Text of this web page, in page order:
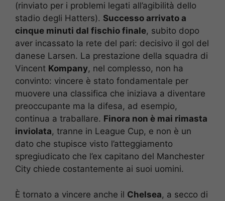
(rinviato per i problemi legati all’agibilità dello
stadio degli Hatters). Successo arrivato a
cinque minuti dal fischio finale, subito dopo
aver incassato la rete del pari: decisivo il gol del
danese Larsen. La prestazione della squadra di
Vincent Kompany, nel complesso, non ha
convinto: vincere è stato fondamentale per
muovere una classifica che iniziava a diventare
preoccupante ma la difesa, ad esempio,
continua a traballare. Finora non è mai rimasta
inviolata, tranne in League Cup, e non è un
dato che stupisce visto l’atteggiamento
spregiudicato che l’ex capitano del Manchester
City chiede costantemente ai suoi uomini.
È tornato a vincere anche il Chelsea, a secco di